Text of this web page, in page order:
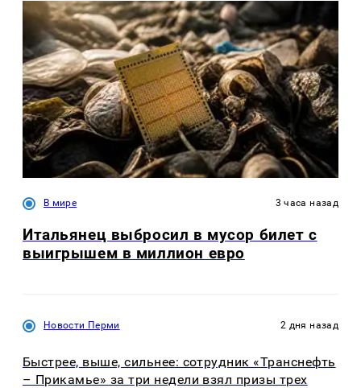
В мире 3 часа назад
Итальянец выбросил в мусор билет с
выигрышем в миллион евро
Новости Перми 2 дня назад
Быстрее, выше, сильнее: сотрудник «Транснефть
– Прикамье» за три недели взял призы трех